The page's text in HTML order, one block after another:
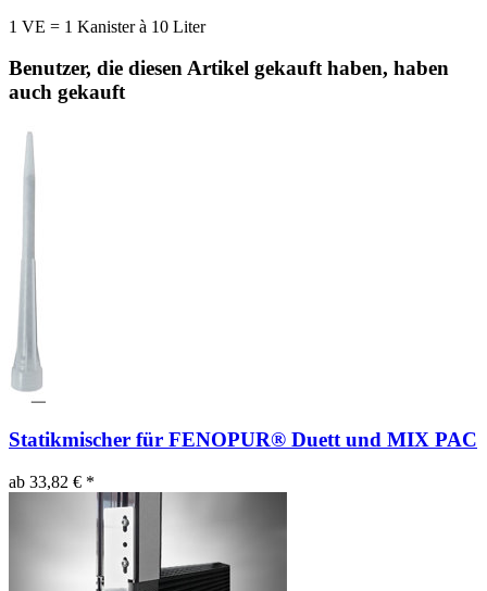
1 VE = 1 Kanister à 10 Liter
Benutzer, die diesen Artikel gekauft haben, haben
auch gekauft
Statikmischer für FENOPUR® Duett und MIX PAC
ab 33,82 € *